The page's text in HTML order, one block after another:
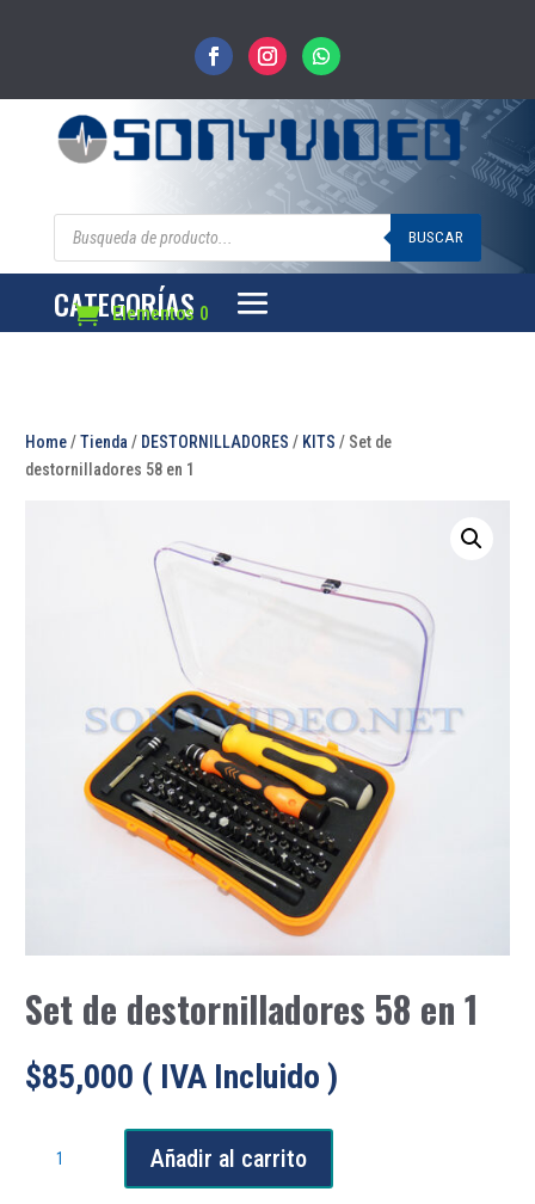
Búsqueda
BUSCAR
Elementos 0
CATEGORÍAS
Home/Tienda / DESTORNILLADORES / KITS / Set de
destornilladores 58 en 1
Set de destornilladores 58 en 1
$85,000 ( IVA Incluido )
destornilladores
Añadir al carrito